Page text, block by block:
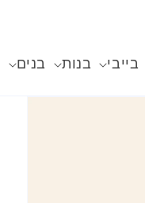
בייבי בנות בנים